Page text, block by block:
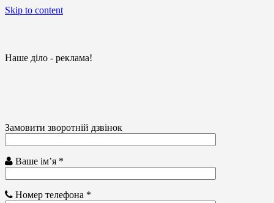
Skip to content
Наше діло - реклама!
Замовити зворотній дзвінок
Ваше ім’я *
Номер телефона *